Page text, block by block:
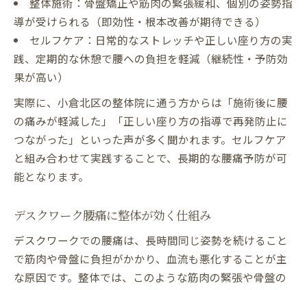
導が受けられる（即効性・根本改善が期待できる）
セルフケア：日常的なストレッチや正しい座り方の実
践、定期的な休憩で腰への負担を軽減（継続性・予防効
果が高い）
実際に、小倉北区の整体院に通う方からは「施術後に腰
の痛みが軽減した」「正しい座り方の指導で再発防止に
つながった」といった声が多く聞かれます。セルフケア
と組み合わせて実践することで、長期的な腰痛予防が可
能となります。
デスクワーク腰痛に整体が効く仕組み
デスクワークでの腰痛は、長時間同じ姿勢を続けること
で筋肉や骨盤に負担がかかり、血流も悪化することが主
な原因です。整体では、このような筋肉の緊張や骨盤の